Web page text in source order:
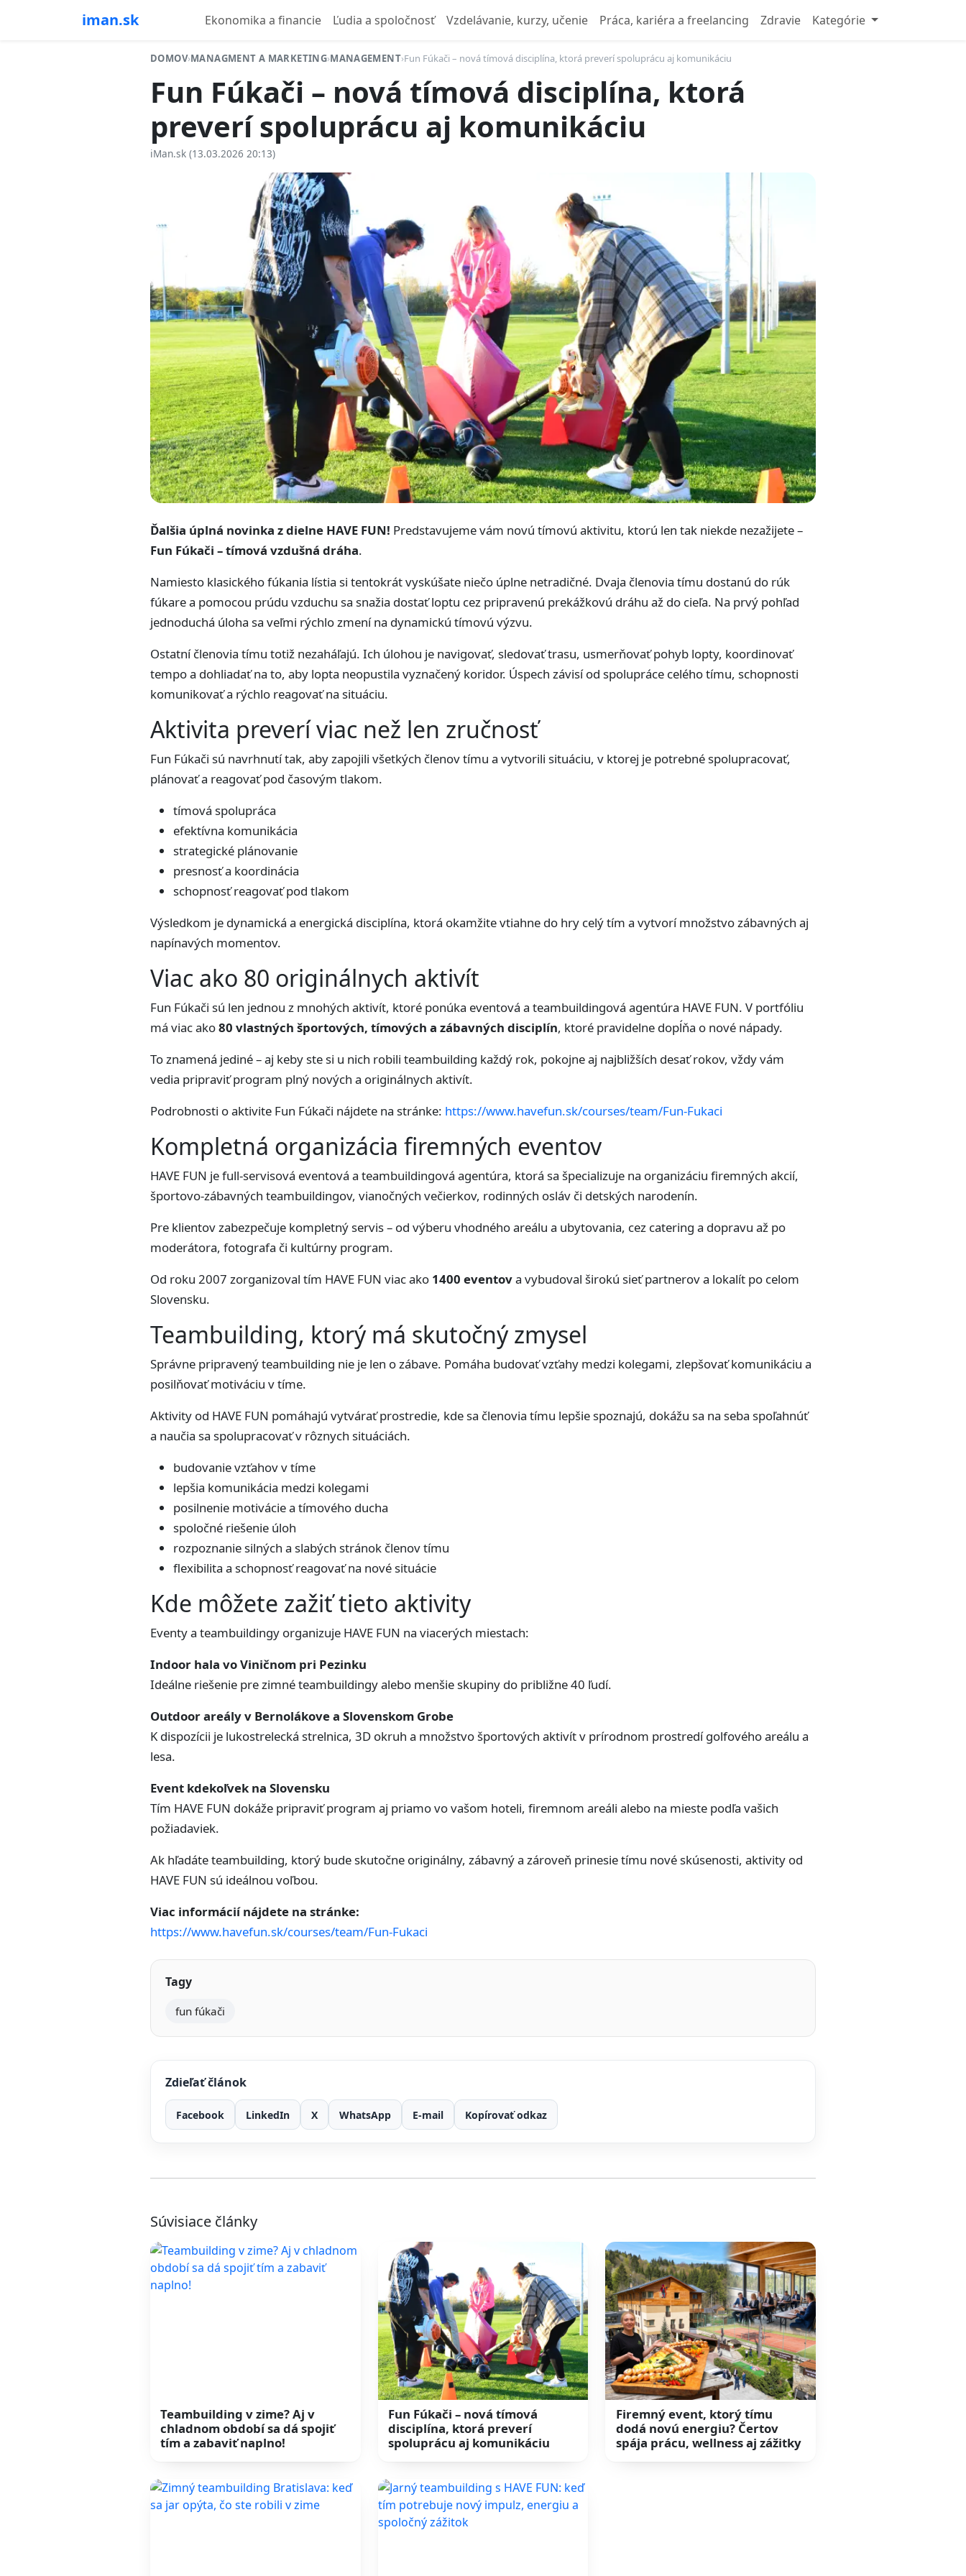
iman.sk Ekonomika a financie Ľudia a spoločnosť Vzdelávanie, kurzy, učenie Práca, kariéra a freelancing Zdravie Kategórie
DOMOV›MANAGMENT A MARKETING›MANAGEMENT›Fun Fúkači – nová tímová disciplína, ktorá preverí spoluprácu aj komunikáciu
Fun Fúkači – nová tímová disciplína, ktorá
preverí spoluprácu aj komunikáciu
iMan.sk (13.03.2026 20:13)
Ďalšia úplná novinka z dielne HAVE FUN! Predstavujeme vám novú tímovú aktivitu, ktorú len tak niekde nezažijete –
Fun Fúkači – tímová vzdušná dráha.
Namiesto klasického fúkania lístia si tentokrát vyskúšate niečo úplne netradičné. Dvaja členovia tímu dostanú do rúk
fúkare a pomocou prúdu vzduchu sa snažia dostať loptu cez pripravenú prekážkovú dráhu až do cieľa. Na prvý pohľad
jednoduchá úloha sa veľmi rýchlo zmení na dynamickú tímovú výzvu.
Ostatní členovia tímu totiž nezaháľajú. Ich úlohou je navigovať, sledovať trasu, usmerňovať pohyb lopty, koordinovať
tempo a dohliadať na to, aby lopta neopustila vyznačený koridor. Úspech závisí od spolupráce celého tímu, schopnosti
komunikovať a rýchlo reagovať na situáciu.
Aktivita preverí viac než len zručnosť
Fun Fúkači sú navrhnutí tak, aby zapojili všetkých členov tímu a vytvorili situáciu, v ktorej je potrebné spolupracovať,
plánovať a reagovať pod časovým tlakom.
tímová spolupráca
efektívna komunikácia
strategické plánovanie
presnosť a koordinácia
schopnosť reagovať pod tlakom
Výsledkom je dynamická a energická disciplína, ktorá okamžite vtiahne do hry celý tím a vytvorí množstvo zábavných aj
napínavých momentov.
Viac ako 80 originálnych aktivít
Fun Fúkači sú len jednou z mnohých aktivít, ktoré ponúka eventová a teambuildingová agentúra HAVE FUN. V portfóliu
má viac ako80 vlastných športových, tímových a zábavných disciplín, ktoré pravidelne dopĺňa o nové nápady.
To znamená jediné – aj keby ste si u nich robili teambuilding každý rok, pokojne aj najbližších desať rokov, vždy vám
vedia pripraviť program plný nových a originálnych aktivít.
Podrobnosti o aktivite Fun Fúkači nájdete na stránke: https://www.havefun.sk/courses/team/Fun-Fukaci
Kompletná organizácia firemných eventov
HAVE FUN je full-servisová eventová a teambuildingová agentúra, ktorá sa špecializuje na organizáciu firemných akcií,
športovo-zábavných teambuildingov, vianočných večierkov, rodinných osláv či detských narodenín.
Pre klientov zabezpečuje kompletný servis – od výberu vhodného areálu a ubytovania, cez catering a dopravu až po
moderátora, fotografa či kultúrny program.
Od roku 2007 zorganizoval tím HAVE FUN viac ako 1400 eventova vybudoval širokú sieť partnerov a lokalít po celom
Slovensku.
Teambuilding, ktorý má skutočný zmysel
Správne pripravený teambuilding nie je len o zábave. Pomáha budovať vzťahy medzi kolegami, zlepšovať komunikáciu a
posilňovať motiváciu v tíme.
Aktivity od HAVE FUN pomáhajú vytvárať prostredie, kde sa členovia tímu lepšie spoznajú, dokážu sa na seba spoľahnúť
a naučia sa spolupracovať v rôznych situáciách.
budovanie vzťahov v tíme
lepšia komunikácia medzi kolegami
posilnenie motivácie a tímového ducha
spoločné riešenie úloh
rozpoznanie silných a slabých stránok členov tímu
flexibilita a schopnosť reagovať na nové situácie
Kde môžete zažiť tieto aktivity
Eventy a teambuildingy organizuje HAVE FUN na viacerých miestach:
Indoor hala vo Viničnom pri Pezinku
Ideálne riešenie pre zimné teambuildingy alebo menšie skupiny do približne 40 ľudí.
Outdoor areály v Bernolákove a Slovenskom Grobe
K dispozícii je lukostrelecká strelnica, 3D okruh a množstvo športových aktivít v prírodnom prostredí golfového areálu a
lesa.
Event kdekoľvek na Slovensku
Tím HAVE FUN dokáže pripraviť program aj priamo vo vašom hoteli, firemnom areáli alebo na mieste podľa vašich
požiadaviek.
Ak hľadáte teambuilding, ktorý bude skutočne originálny, zábavný a zároveň prinesie tímu nové skúsenosti, aktivity od
HAVE FUN sú ideálnou voľbou.
Viac informácií nájdete na stránke:
https://www.havefun.sk/courses/team/Fun-Fukaci
Tagy
fun fúkači
Zdieľať článok
Facebook LinkedIn X WhatsApp E-mail Kopírovať odkaz
Súvisiace články
Teambuilding v zime? Aj v
chladnom období sa dá spojiť
tím a zabaviť naplno!
Fun Fúkači – nová tímová
disciplína, ktorá preverí
spoluprácu aj komunikáciu
Firemný event, ktorý tímu
dodá novú energiu? Čertov
spája prácu, wellness aj zážitky